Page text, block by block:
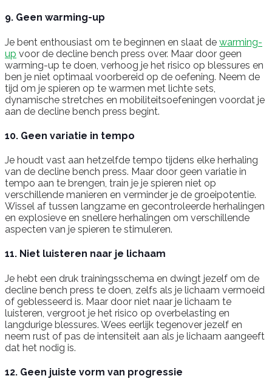
9. Geen warming-up
Je bent enthousiast om te beginnen en slaat de warming-
up voor de decline bench press over. Maar door geen
warming-up te doen, verhoog je het risico op blessures en
ben je niet optimaal voorbereid op de oefening. Neem de
tijd om je spieren op te warmen met lichte sets,
dynamische stretches en mobiliteitsoefeningen voordat je
aan de decline bench press begint.
10. Geen variatie in tempo
Je houdt vast aan hetzelfde tempo tijdens elke herhaling
van de decline bench press. Maar door geen variatie in
tempo aan te brengen, train je je spieren niet op
verschillende manieren en verminder je de groeipotentie.
Wissel af tussen langzame en gecontroleerde herhalingen
en explosieve en snellere herhalingen om verschillende
aspecten van je spieren te stimuleren.
11. Niet luisteren naar je lichaam
Je hebt een druk trainingsschema en dwingt jezelf om de
decline bench press te doen, zelfs als je lichaam vermoeid
of geblesseerd is. Maar door niet naar je lichaam te
luisteren, vergroot je het risico op overbelasting en
langdurige blessures. Wees eerlijk tegenover jezelf en
neem rust of pas de intensiteit aan als je lichaam aangeeft
dat het nodig is.
12. Geen juiste vorm van progressie